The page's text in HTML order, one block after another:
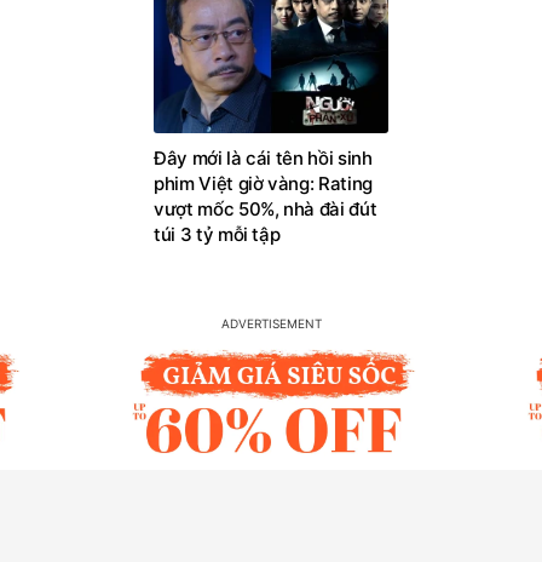
Đây mới là cái tên hồi sinh
phim Việt giờ vàng: Rating
vượt mốc 50%, nhà đài đút
túi 3 tỷ mỗi tập